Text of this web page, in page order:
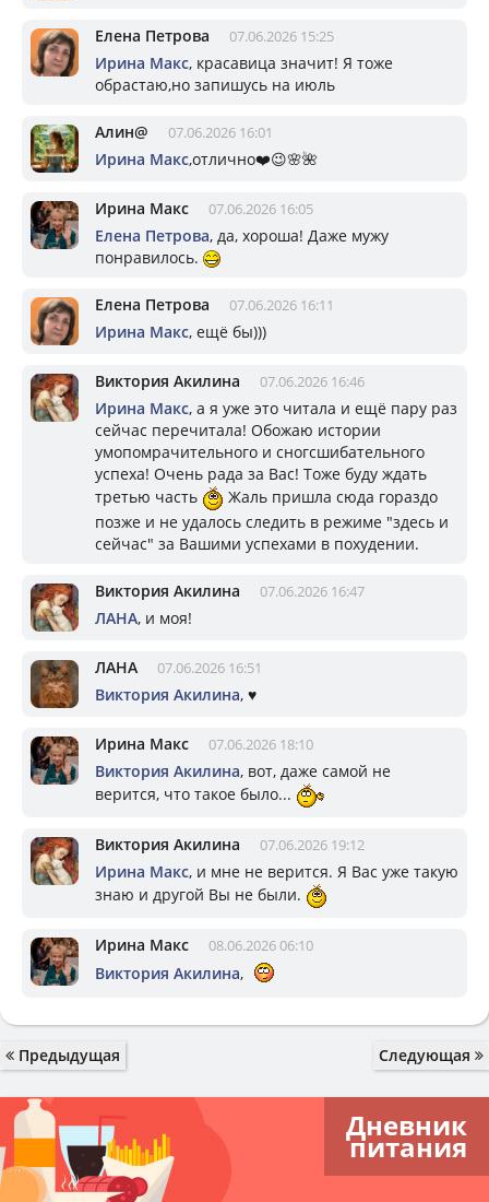
Елена Петрова 07.06.2026 15:25
Ирина Макс, красавица значит! Я тоже
обрастаю,но запишусь на июль
Алин@ 07.06.2026 16:01
Ирина Макс,отлично❤️😉🌸🌺
Ирина Макс 07.06.2026 16:05
Елена Петрова, да, хороша! Даже мужу
понравилось.
Елена Петрова 07.06.2026 16:11
Ирина Макс, ещё бы)))
Виктория Акилина 07.06.2026 16:46
Ирина Макс, а я уже это читала и ещё пару раз
сейчас перечитала! Обожаю истории
умопомрачительного и сногсшибательного
успеха! Очень рада за Вас! Тоже буду ждать
третью часть
Жаль пришла сюда гораздо
позже и не удалось следить в режиме "здесь и
сейчас" за Вашими успехами в похудении.
Виктория Акилина 07.06.2026 16:47
ЛАНА, и моя!
ЛАНА 07.06.2026 16:51
Виктория Акилина, ♥️
Ирина Макс 07.06.2026 18:10
Виктория Акилина, вот, даже самой не
верится, что такое было...
Виктория Акилина 07.06.2026 19:12
Ирина Макс, и мне не верится. Я Вас уже такую
знаю и другой Вы не были.
Ирина Макс 08.06.2026 06:10
Виктория Акилина,
Предыдущая Следующая
Дневник
питания